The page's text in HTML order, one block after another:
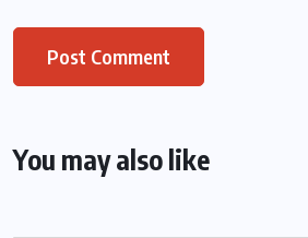
You may also like